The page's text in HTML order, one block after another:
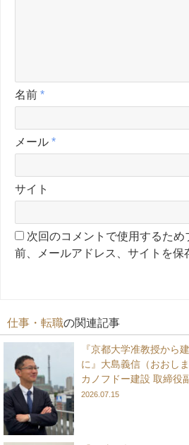
名前 *
メール *
サイト
次回のコメントで使用するため
前、メールアドレス、サイトを保
仕事・転職の関連記事
『京都大学准教授から
に』大島義信（おおし
カノフドー建設 取締役
2026.07.15